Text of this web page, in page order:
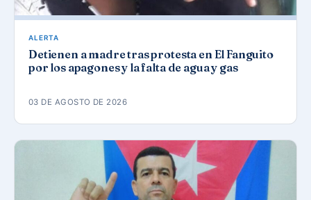
ALERTA
Detienen a madre tras protesta en El Fanguito
por los apagones y la falta de agua y gas
03 DE AGOSTO DE 2026